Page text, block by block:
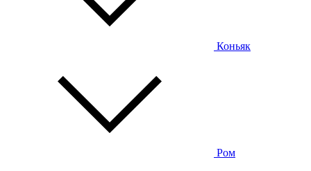
Коньяк
Ром